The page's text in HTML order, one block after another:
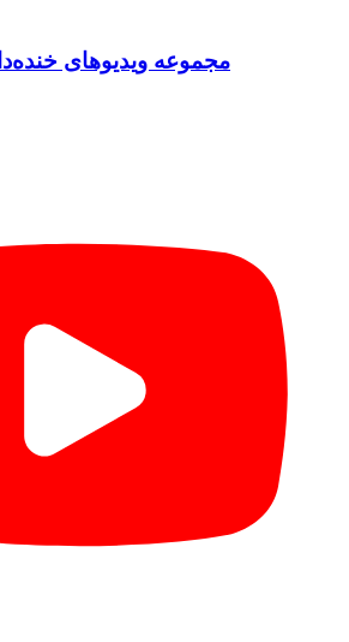
مجموعه ویدیوهای